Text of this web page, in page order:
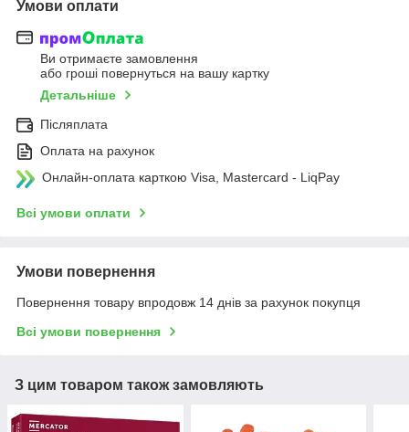
Умови оплати
Ви отримаєте замовлення
або гроші повернуться на вашу картку
Детальніше
Післяплата
Оплата на рахунок
Онлайн-оплата карткою Visa, Mastercard - LiqPay
Всі умови оплати
Умови повернення
Повернення товару впродовж 14 днів за рахунок покупця
Всі умови повернення
З цим товаром також замовляють